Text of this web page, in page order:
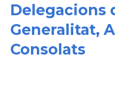
Delegacions
Generalitat,
Consolats